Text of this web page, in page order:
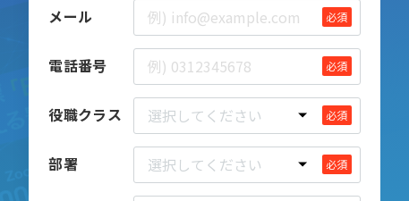
メール 必須
電話番号 必須
役職クラス 必須
部署 必須